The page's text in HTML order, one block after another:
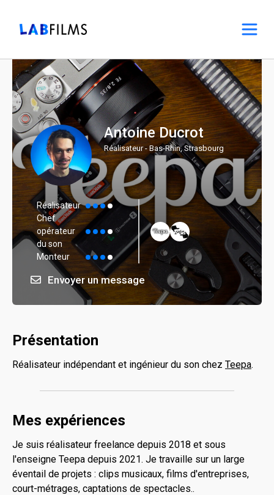
Antoine Ducrot
Réalisateur - Bas-Rhin, Strasbourg
Réalisateur
Chef
opérateur
du son
Monteur
Envoyer un message
Présentation
Réalisateur indépendant et ingénieur du son chez Teepa.
Mes expériences
Je suis réalisateur freelance depuis 2018 et sous
l'enseigne Teepa depuis 2021. Je travaille sur un large
éventail de projets : clips musicaux, films d'entreprises,
court-métrages, captations de spectacles..